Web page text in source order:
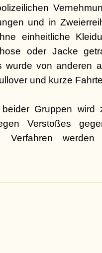
und in
einheitliche
oder Jacke
wurde von anderen
und kurze
Gruppen wird
Verstoßes
Verfahren